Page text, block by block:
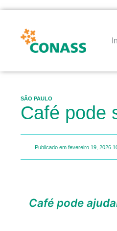
SÃO PAULO
Café pode
Publicado em fevereiro 19, 2026
Café pode ajudar a rebater cansaço e sonolência da ressaca, porém, em alguns casos, pode piorar os sintomas e